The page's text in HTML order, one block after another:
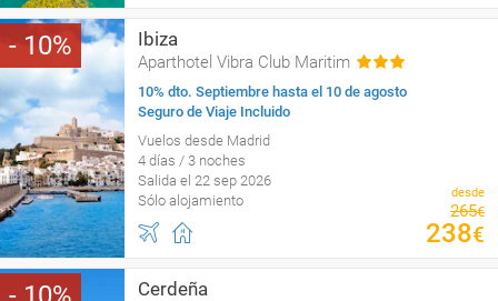
10 Ibiza
Aparthotel Vibra Club Maritim
10% dto. Septiembre hasta el 10 de agosto
Seguro de Viaje Incluido
Vuelos desde Madrid
4 días / 3 noches
Salida el 22 sep 2026
Sólo alojamiento
desde
265€
238€
Cerdeña